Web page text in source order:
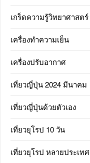
เกร็ดความรู้วิทยาศาสตร์
เครื่องทำความเย็น
เครื่องปรับอากาศ
เที่ยวญี่ปุ่น 2024 มีนาคม
เที่ยวญี่ปุ่นด้วยตัวเอง
เที่ยวยุโรป 10 วัน
เที่ยวยุโรป หลายประเทศ